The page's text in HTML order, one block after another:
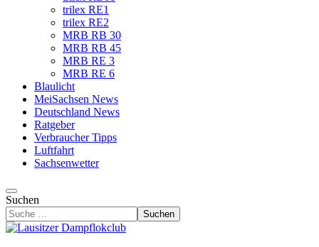
trilex RE1
trilex RE2
MRB RB 30
MRB RB 45
MRB RE 3
MRB RE 6
Blaulicht
MeiSachsen News
Deutschland News
Ratgeber
Verbraucher Tipps
Luftfahrt
Sachsenwetter
Suchen
Suchen